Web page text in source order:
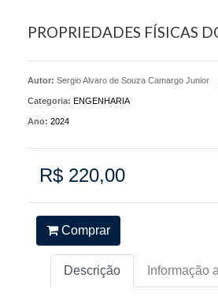
PROPRIEDADES FÍSICAS
Autor: Sergio Alvaro de Souza Camargo Junior
Categoria: ENGENHARIA
Ano: 2024
R$ 220,00
Comprar
Descrição Informação